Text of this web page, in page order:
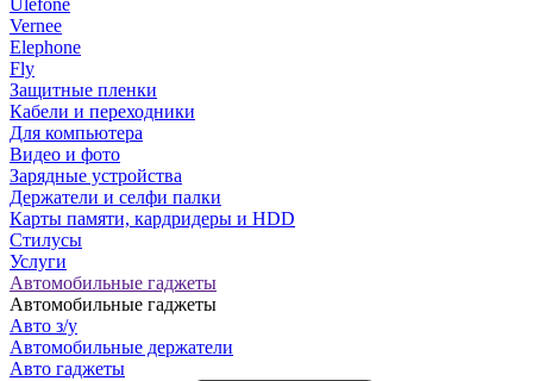
Ulefone
Vernee
Elephone
Fly
Защитные пленки
Кабели и переходники
Для компьютера
Видео и фото
Зарядные устройства
Держатели и селфи палки
Карты памяти, кардридеры и HDD
Стилусы
Услуги
Автомобильные гаджеты
Автомобильные гаджеты
Авто з/у
Автомобильные держатели
Авто гаджеты